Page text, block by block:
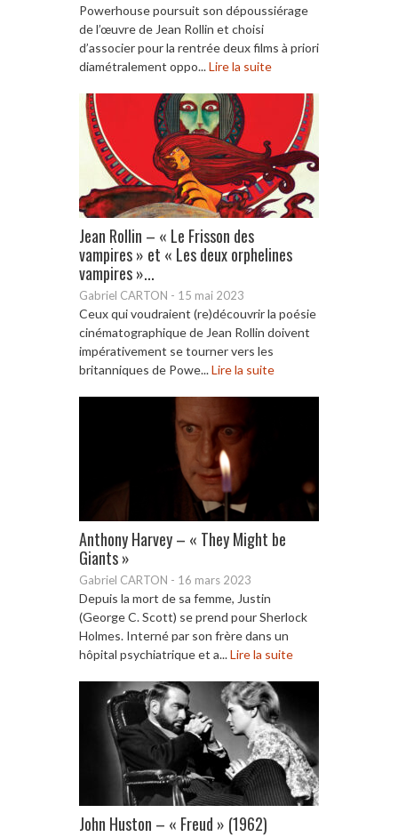
Powerhouse poursuit son dépoussiérage
de l’œuvre de Jean Rollin et choisi
d’associer pour la rentrée deux films à priori
diamétralement oppo...Lire la suite
Jean Rollin – « Le Frisson des
vampires » et « Les deux orphelines
vampires »...
Gabriel CARTON - 15 mai 2023
Ceux qui voudraient (re)découvrir la poésie
cinématographique de Jean Rollin doivent
impérativement se tourner vers les
britanniques de Powe...Lire la suite
Anthony Harvey – « They Might be
Giants »
Gabriel CARTON - 16 mars 2023
Depuis la mort de sa femme, Justin
(George C. Scott) se prend pour Sherlock
Holmes. Interné par son frère dans un
hôpital psychiatrique et a...Lire la suite
John Huston – « Freud » (1962)